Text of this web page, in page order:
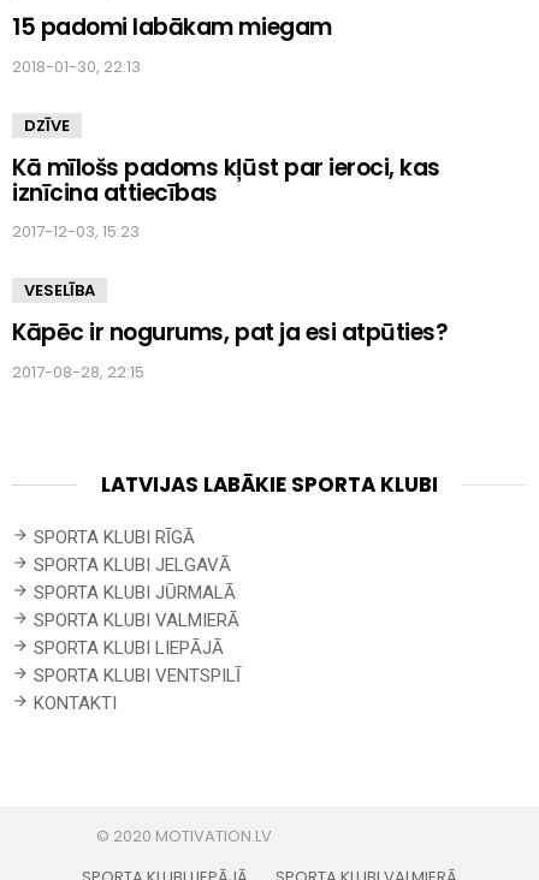
15 padomi labākam miegam
2018-01-30, 22:13
DZĪVE
Kā mīlošs padoms kļūst par ieroci, kas
iznīcina attiecības
2017-12-03, 15:23
VESELĪBA
Kāpēc ir nogurums, pat ja esi atpūties?
2017-08-28, 22:15
LATVIJAS LABĀKIE SPORTA KLUBI
SPORTA KLUBI RĪGĀ
SPORTA KLUBI JELGAVĀ
SPORTA KLUBI JŪRMALĀ
SPORTA KLUBI VALMIERĀ
SPORTA KLUBI LIEPĀJĀ
SPORTA KLUBI VENTSPILĪ
KONTAKTI